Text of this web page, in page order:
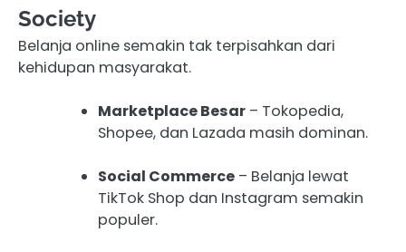
Society
Belanja online semakin tak terpisahkan dari
kehidupan masyarakat.
Marketplace Besar – Tokopedia,
Shopee, dan Lazada masih dominan.
Social Commerce – Belanja lewat
TikTok Shop dan Instagram semakin
populer.